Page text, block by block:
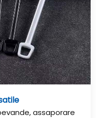
assaporare